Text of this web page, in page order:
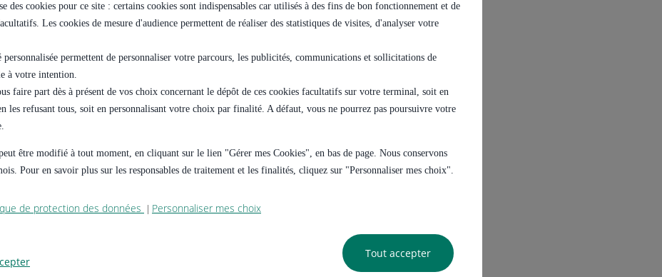
des cookies pour ce site : certains cookies sont indispensables car utilisés à des fins de bon fonctionnement et de
Les cookies de mesure d'audience permettent de réaliser des statistiques de visites, d'analyser votre
permettent de personnaliser votre parcours, les publicités, communications et sollicitations de
à votre intention.
faire part dès à présent de vos choix concernant le dépôt de ces cookies facultatifs sur votre terminal, soit en
les refusant tous, soit en personnalisant votre choix par finalité. A défaut, vous ne pourrez pas poursuivre votre
être modifié à tout moment, en cliquant sur le lien "Gérer mes Cookies", en bas de page. Nous conservons
Pour en savoir plus sur les responsables de traitement et les finalités, cliquez sur "Personnaliser mes choix".
de protection des données Personnaliser mes choix
Tout accepter